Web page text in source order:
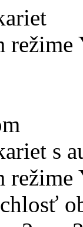
režime
s
režime